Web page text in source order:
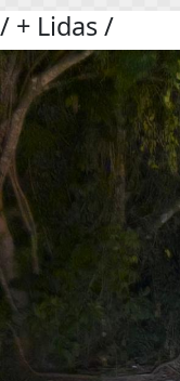
/ + Lidas/